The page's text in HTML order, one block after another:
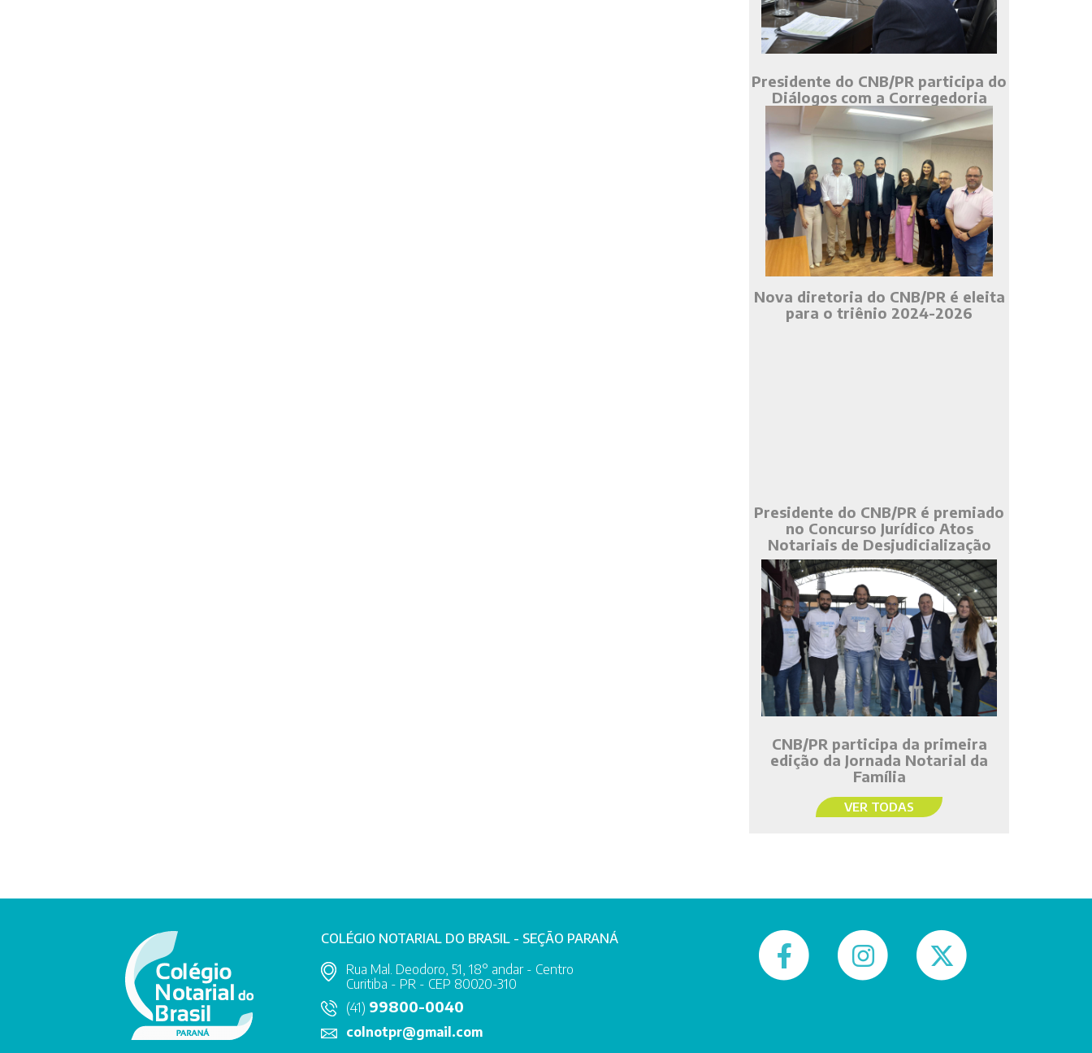
Presidente do CNB/PR participa do
Diálogos com a Corregedoria
Nova diretoria do CNB/PR é eleita
para o triênio 2024-2026
Presidente do CNB/PR é premiado
no Concurso Jurídico Atos
Notariais de Desjudicialização
CNB/PR participa da primeira
edição da Jornada Notarial da
Família
VER TODAS
COLÉGIO NOTARIAL DO BRASIL - SEÇÃO PARANÁ
Rua Mal. Deodoro, 51, 18° andar - Centro
Curitiba - PR - CEP 80020-310
(41) 99800-0040
colnotpr@gmail.com